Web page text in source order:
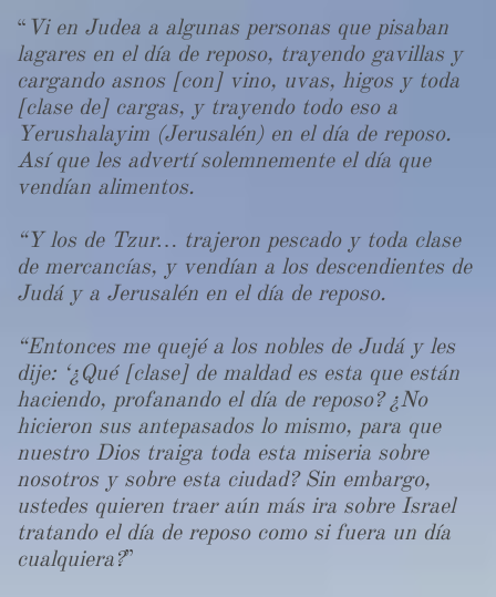
“ Vi en Judea a algunas personas que pisaban
lagares en el día de reposo, trayendo gavillas y
cargando asnos [con] vino, uvas, higos y toda
[clase de] cargas, y trayendo todo eso a
Yerushalayim (Jerusalén) en el día de reposo.
Así que les advertí solemnemente el día que
vendían alimentos.
“Y los de Tzur… trajeron pescado y toda clase
de mercancías, y vendían a los descendientes de
Judá y a Jerusalén en el día de reposo.
“Entonces me quejé a los nobles de Judá y les
dije: ‘¿Qué [clase] de maldad es esta que están
haciendo, profanando el día de reposo? ¿No
hicieron sus antepasados ​​lo mismo, para que
nuestro Dios traiga toda esta miseria sobre
nosotros y sobre esta ciudad? Sin embargo,
ustedes quieren traer aún más ira sobre Israel
tratando el día de reposo como si fuera un día
cualquiera?”